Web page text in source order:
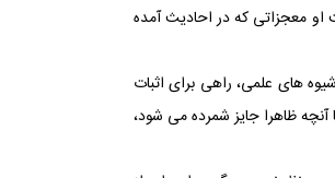
معجزاتی که در احادیث آمده
های علمی، راهی برای اثبات
ظاهرا جایز شمرده می‏ شود،